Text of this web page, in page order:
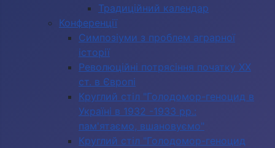
Традиційний календар
Конференції
Симпозіуми з проблем аграрної
історії
Революційні потрясіння початку ХХ
ст. в Європі
Круглий стіл "Голодомор-геноцид в
Україні в 1932 -1933 рр.:
пам'ятаємо, вшановуємо"
Круглий стіл "Голодомор-геноцид